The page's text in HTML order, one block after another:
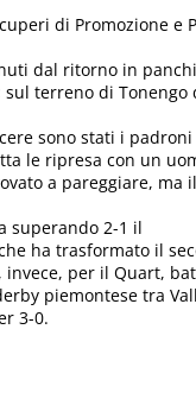
di Promozione e
dal ritorno in
sul terreno di Tonengo
sono stati i
le ripresa con un
a pareggiare, ma il
superando 2-1 il
ha trasformato il
per il Quart,
piemontese tra
3-0.